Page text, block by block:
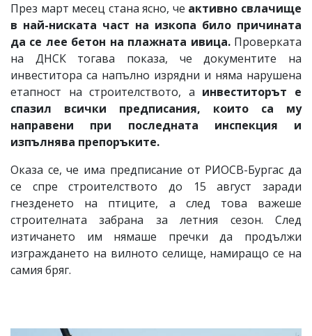
През март месец стана ясно, че активно свлачище
в най-ниската част на изкопа било причината
да се лее бетон на плажната ивица.Проверката
на ДНСК тогава показа, че документите на
инвеститора са напълно изрядни и няма нарушена
етапност на строителството, а инвеститорът е
спазил всички предписания, които са му
направени при последната инспекция и
изпълнява препоръките.
Оказа се, че има предписание от РИОСВ-Бургас да
се спре строителството до 15 август заради
гнезденето на птиците, а след това важеше
строителната забрана за летния сезон. След
изтичането им нямаше пречки да продължи
изграждането на вилното селище, намиращо се на
самия бряг.